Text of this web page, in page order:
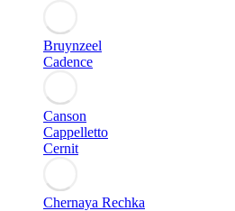
Bruynzeel
Cadence
Canson
Cappelletto
Cernit
Chernaya Rechka